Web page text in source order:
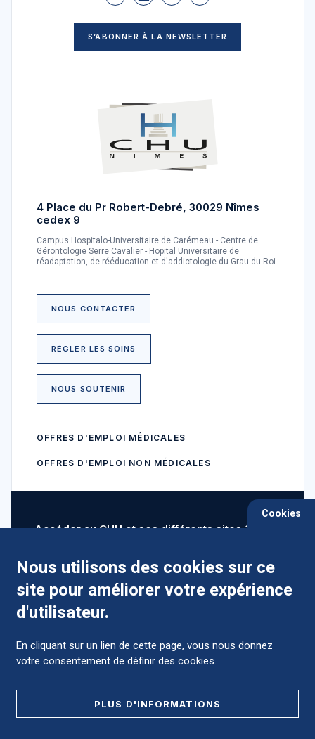
S’ABONNER À LA NEWSLETTER
4 Place du Pr Robert-Debré, 30029 Nîmes
cedex 9
Campus Hospitalo-Universitaire de Carémeau - Centre de
Gérontologie Serre Cavalier - Hopital Universitaire de
réadaptation, de rééducation et d'addictologie du Grau-du-Roi
NOUS CONTACTER
RÉGLER LES SOINS
NOUS SOUTENIR
OFFRES D'EMPLOI MÉDICALES
OFFRES D'EMPLOI NON MÉDICALES
Accéder au CHU et ses différents sites ?
Comment préparer mon hospitalisation ?
Cookies
Nous utilisons des cookies sur ce
site pour améliorer votre expérience
d'utilisateur.
En cliquant sur un lien de cette page, vous nous donnez
votre consentement de définir des cookies.
PLUS D'INFORMATIONS